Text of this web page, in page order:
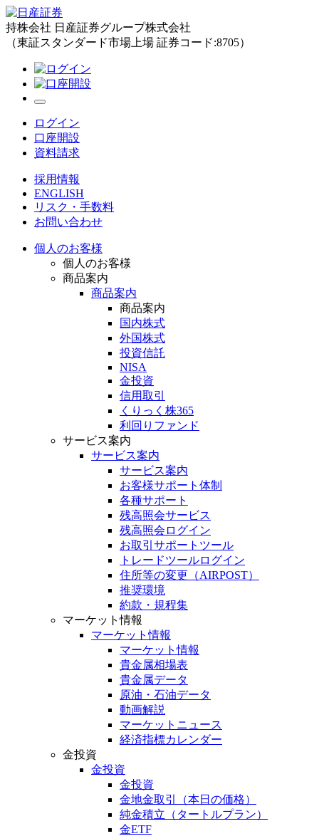
持株会社 日産証券グループ株式会社
（東証スタンダード市場上場 証券コード:8705）
ログイン
口座開設
資料請求
採用情報
ENGLISH
リスク・手数料
お問い合わせ
個人のお客様
個人のお客様
商品案内
商品案内
商品案内
国内株式
外国株式
投資信託
NISA
金投資
信用取引
くりっく株365
利回りファンド
サービス案内
サービス案内
サービス案内
お客様サポート体制
各種サポート
残高照会サービス
残高照会ログイン
お取引サポートツール
トレードツールログイン
住所等の変更（AIRPOST）
推奨環境
約款・規程集
マーケット情報
マーケット情報
マーケット情報
貴金属相場表
貴金属データ
原油・石油データ
動画解説
マーケットニュース
経済指標カレンダー
金投資
金投資
金投資
金地金取引
（本日の価格）
純金積立 （タートルプラン）
金ETF